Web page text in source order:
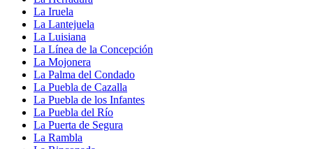
La Iruela
La Lantejuela
La Luisiana
La Línea de la Concepción
La Mojonera
La Palma del Condado
La Puebla de Cazalla
La Puebla de los Infantes
La Puebla del Río
La Puerta de Segura
La Rambla